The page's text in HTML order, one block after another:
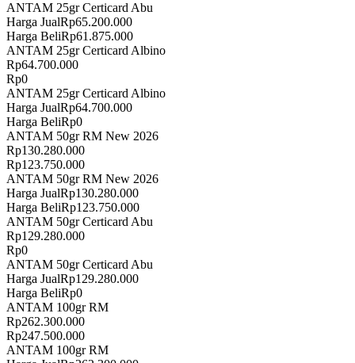
ANTAM 25gr Certicard Abu
Harga JualRp65.200.000
Harga BeliRp61.875.000
ANTAM 25gr Certicard Albino
Rp64.700.000
Rp0
ANTAM 25gr Certicard Albino
Harga JualRp64.700.000
Harga BeliRp0
ANTAM 50gr RM New 2026
Rp130.280.000
Rp123.750.000
ANTAM 50gr RM New 2026
Harga JualRp130.280.000
Harga BeliRp123.750.000
ANTAM 50gr Certicard Abu
Rp129.280.000
Rp0
ANTAM 50gr Certicard Abu
Harga JualRp129.280.000
Harga BeliRp0
ANTAM 100gr RM
Rp262.300.000
Rp247.500.000
ANTAM 100gr RM